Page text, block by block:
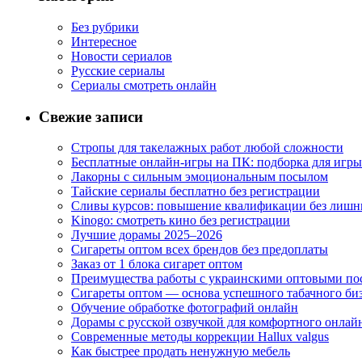
Без рубрики
Интересное
Новости сериалов
Русские сериалы
Сериалы смотреть онлайн
Свежие записи
Стропы для такелажных работ любой сложности
Бесплатные онлайн-игры на ПК: подборка для игры
Лакорны с сильным эмоциональным посылом
Тайские сериалы бесплатно без регистрации
Сливы курсов: повышение квалификации без
Kinogo: смотреть кино без регистрации
Лучшие дорамы 2025–2026
Сигареты оптом всех брендов без предоплаты
Заказ от 1 блока сигарет оптом
Преимущества работы с украинскими оптовыми
Сигареты оптом — основа успешного табачного
Обучение обработке фотографий онлайн
Дорамы с русской озвучкой для комфортного
Современные методы коррекции Hallux valgus
Как быстрее продать ненужную мебель